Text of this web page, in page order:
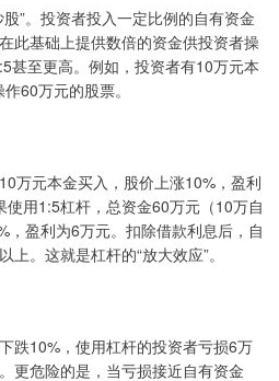
”。投资者投入一定比例的自有资金
此基础上提供数倍的资金供投资者操
甚至更高。例如，投资者有10万元本
60万元的股票。
万元本金买入，股价上涨10%，盈利
用1:5杠杆，总资金60万元（10万自
，盈利为6万元。扣除借款利息后，自
。这就是杠杆的“放大效应”。
跌10%，使用杠杆的投资者亏损6万
更危险的是，当亏损接近自有资金